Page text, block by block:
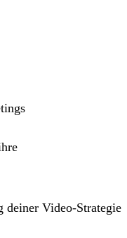
deiner Video-Strategie